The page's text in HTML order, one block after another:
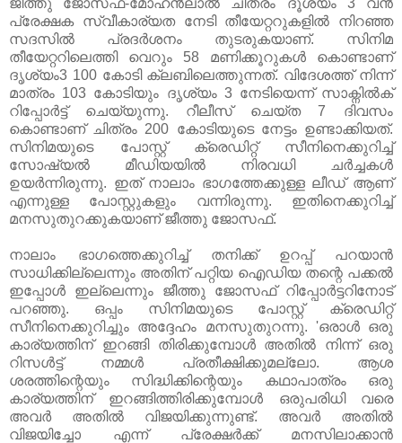
പ്രേക്ഷക സ്വീകാര്യത നേടി തീയേറ്ററുകളില്‍ നിറഞ്ഞ
സദസില്‍ പ്രദര്‍ശനം തുടരുകയാണ്. സിനിമ
തീയേറ്ററിലെത്തി വെറും 58 മണിക്കൂറുകള്‍ കൊണ്ടാണ്
ദൃശ്യം3 100 കോടി ക്ലബിലെത്തുന്നത്. വിദേശത്ത് നിന്ന്
മാത്രം 103 കോടിയും ദൃശ്യം 3 നേടിയെന്ന് സാക്നില്‍ക്
റിപ്പോര്‍ട്ട് ചെയ്യുന്നു. റീലീസ് ചെയ്ത 7 ദിവസം
കൊണ്ടാണ് ചിത്രം 200 കോടിയുടെ നേട്ടം ഉണ്ടാക്കിയത്.
സിനിമയുടെ പോസ്റ്റ് ക്രെഡിറ്റ് സീനിനെക്കുറിച്ച്
സോഷ്യൽ മീഡിയയിൽ നിരവധി ചർച്ചകൾ
ഉയർന്നിരുന്നു. ഇത് നാലാം ഭാഗത്തേക്കുള്ള ലീഡ് ആണ്
എന്നുള്ള പോസ്റ്റുകളും വന്നിരുന്നു. ഇതിനെക്കുറിച്ച്
മനസുതുറക്കുകയാണ് ജീത്തു ജോസഫ്.
നാലാം ഭാഗത്തെക്കുറിച്ച് തനിക്ക് ഉറപ്പ് പറയാൻ
സാധിക്കില്ലെന്നും അതിന് പറ്റിയ ഐഡിയ തന്റെ പക്കൽ
ഇപ്പോൾ ഇല്ലെന്നും ജീത്തു ജോസഫ് റിപ്പോർട്ടറിനോട്
പറഞ്ഞു. ഒപ്പം സിനിമയുടെ പോസ്റ്റ് ക്രെഡിറ്റ്
സീനിനെക്കുറിച്ചും അദ്ദേഹം മനസുതുറന്നു. 'ഒരാൾ ഒരു
കാര്യത്തിന് ഇറങ്ങി തിരിക്കുമ്പോൾ അതിൽ നിന്ന് ഒരു
റിസൾട്ട് നമ്മൾ പ്രതീക്ഷിക്കുമല്ലോ. ആശ
ശരത്തിന്റെയും സിദ്ധിക്കിന്റെയും കഥാപാത്രം ഒരു
കാര്യത്തിന് ഇറങ്ങിത്തിരിക്കുമ്പോൾ ഒരുപരിധി വരെ
അവർ അതിൽ വിജയിക്കുന്നുണ്ട്. അവർ അതിൽ
വിജയിച്ചോ എന്ന് പ്രേക്ഷർക്ക് മനസിലാക്കാൻ